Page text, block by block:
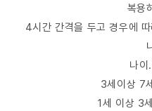
복용
4시간 간격을 두고 경우에
나이
3세이상 7
1세 이상 3